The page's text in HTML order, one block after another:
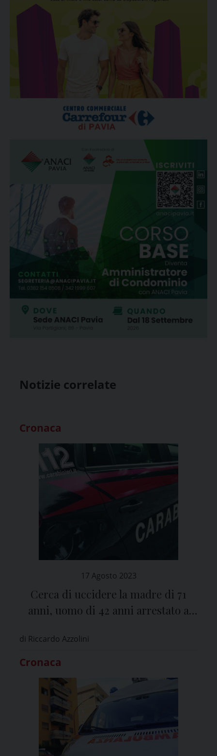
Notizie correlate
Cronaca
17 Agosto 2023
Cerca di uccidere la madre di 71
anni, uomo di 42 anni arrestato a
di Riccardo Azzolini
Cronaca